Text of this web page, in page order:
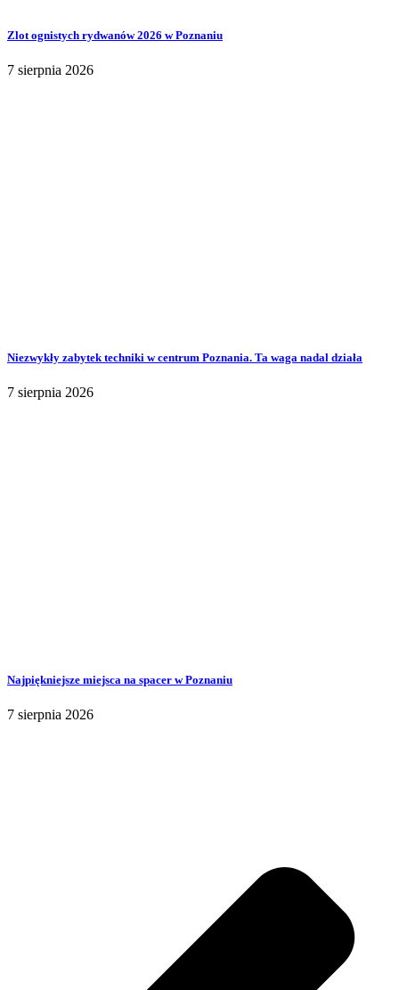
Zlot ognistych rydwanów 2026 w Poznaniu
7 sierpnia 2026
Niezwykły zabytek techniki w centrum Poznania. Ta waga nadal działa
7 sierpnia 2026
Najpiękniejsze miejsca na spacer w Poznaniu
7 sierpnia 2026